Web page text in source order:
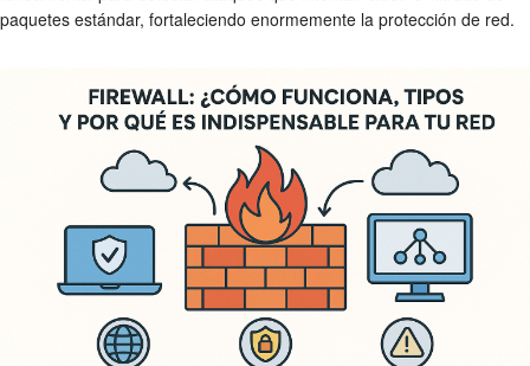
paquetes estándar, fortaleciendo enormemente la protección de red.